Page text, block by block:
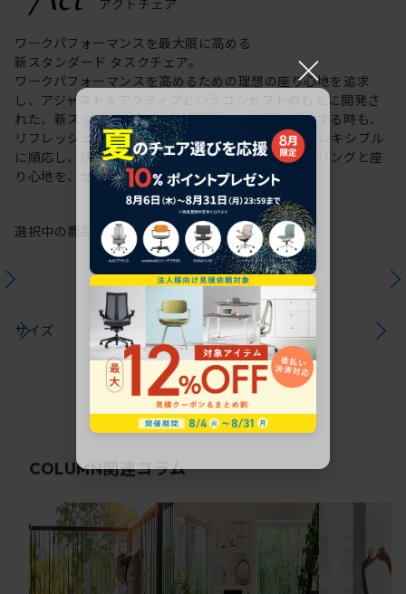
ワークパフォーマンスを最大限に高める
新スタンダード タスクチェア。
ワークパフォーマンスを高めるための理想の座り心地を追求
し、アジャスト＆アクティブというコンセプトのもとに開発さ
れた、新スタンダードのタスクチェア。作業に集中する時も、
リフレッシュする時も、座る姿勢や身体の動きにフレキシブル
に順応し、快適にサポートします。新感覚のスタイリングと座
り心地を、ぜひご体感ください。
選択中の商品情報保証注意事項
サイズ
COLUMN関連コラム
×